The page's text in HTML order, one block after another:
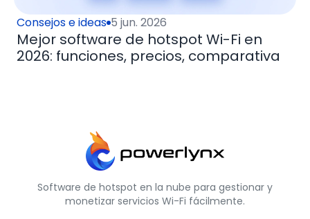
Consejos e ideas 5 jun. 2026
Mejor software de hotspot Wi-Fi en
2026: funciones, precios, comparativa
Software de hotspot en la nube para gestionar y
monetizar servicios Wi-Fi fácilmente.